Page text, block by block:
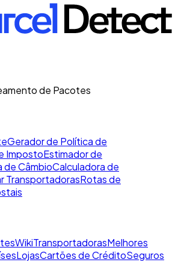
de Pacotes
Gerador de Política de
ImpostoEstimador de
de CâmbioCalculadora de
TransportadorasRotas de
WikiTransportadorasMelhores
LojasCartões de CréditoSeguros